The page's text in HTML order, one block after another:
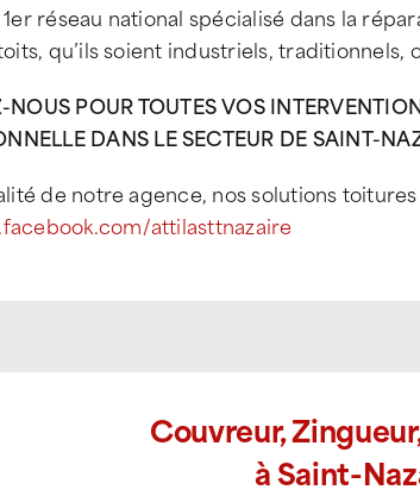
1er réseau national spécialisé dans la
qu’ils soient industriels, traditionnels,
POUR TOUTES VOS
DANS LE SECTEUR DE SAINT-
de notre agence, nos solutions
attilasttnazaire
Couvreur,
à Saint-